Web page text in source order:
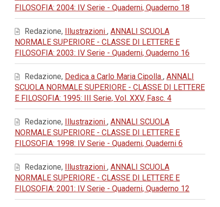
FILOSOFIA: 2004: IV Serie - Quaderni, Quaderno 18
Redazione, Illustrazioni , ANNALI SCUOLA
NORMALE SUPERIORE - CLASSE DI LETTERE E
FILOSOFIA: 2003: IV Serie - Quaderni, Quaderno 16
Redazione, Dedica a Carlo Maria Cipolla , ANNALI
SCUOLA NORMALE SUPERIORE - CLASSE DI LETTERE
E FILOSOFIA: 1995: III Serie, Vol. XXV, Fasc. 4
Redazione, Illustrazioni , ANNALI SCUOLA
NORMALE SUPERIORE - CLASSE DI LETTERE E
FILOSOFIA: 1998: IV Serie - Quaderni, Quaderni 6
Redazione, Illustrazioni , ANNALI SCUOLA
NORMALE SUPERIORE - CLASSE DI LETTERE E
FILOSOFIA: 2001: IV Serie - Quaderni, Quaderno 12